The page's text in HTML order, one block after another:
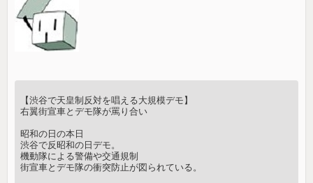
【渋谷で天皇制反対を唱える大規模デモ】
右翼街宣車とデモ隊が罵り合い
昭和の日の本日
渋谷で反昭和の日デモ。
機動隊による警備や交通規制
街宣車とデモ隊の衝突防止が図られている。